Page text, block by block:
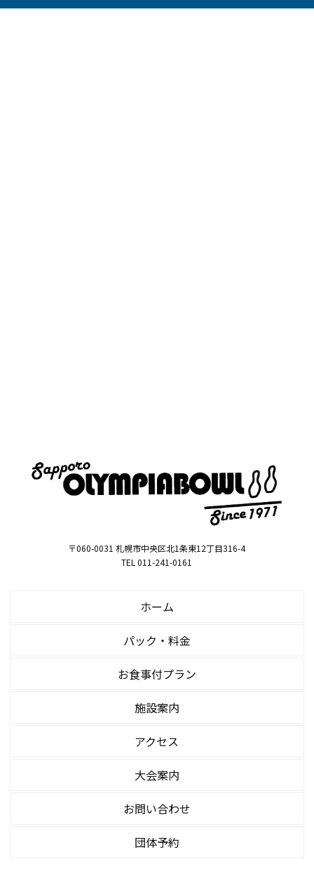
〒060-0031 札幌市中央区北1条東12丁目316-4
TEL 011-241-0161
ホーム
パック・料金
お食事付プラン
施設案内
アクセス
大会案内
お問い合わせ
団体予約